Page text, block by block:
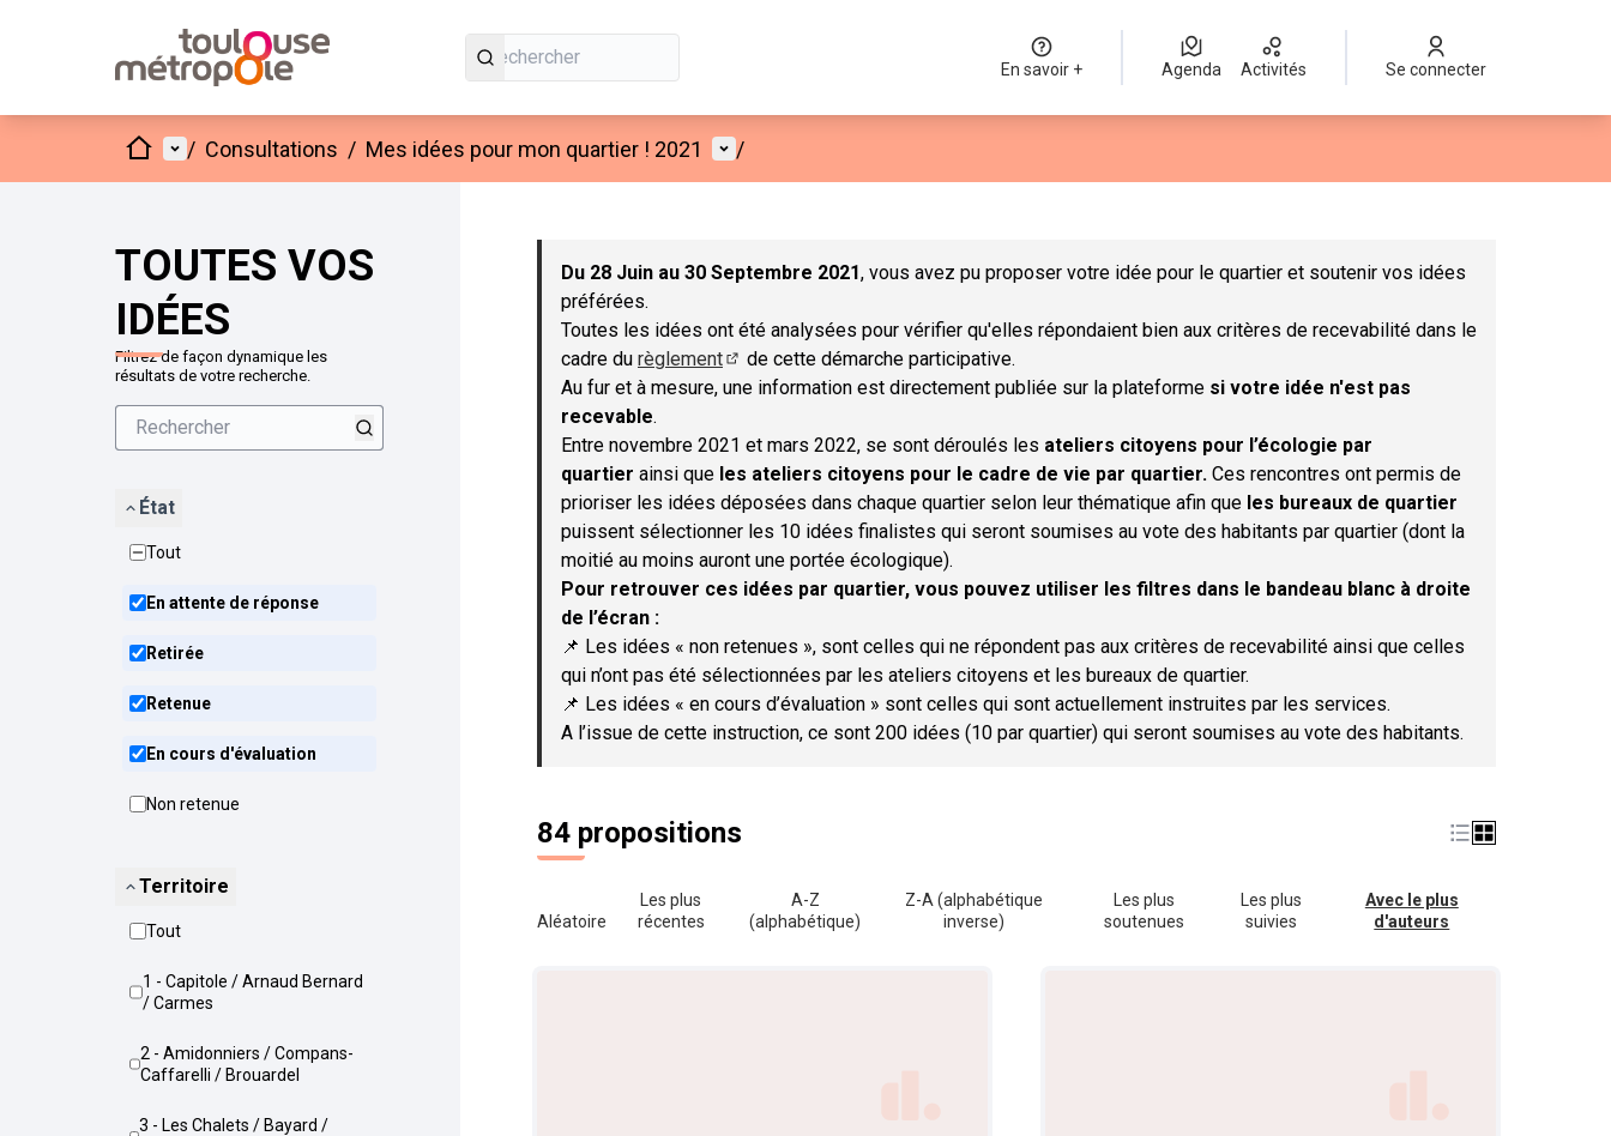
En savoir + Agenda Activités Se connecter
AccueilMenu principal
/ Consultations / Mes idées pour mon quartier ! 2021 Menu utilisateur
/
TOUTES VOS
IDÉES
Filtrez de façon dynamique les
résultats de votre recherche.
État
Tout
En attente de réponse
Retirée
Retenue
En cours d'évaluation
Non retenue
Territoire
Tout
1 - Capitole / Arnaud Bernard
/ Carmes
2 - Amidonniers / Compans-
Caffarelli / Brouardel
3 - Les Chalets / Bayard /
Passer la carte
Du 28 Juin au 30 Septembre 2021, vous avez pu proposer votre idée pour le quartier et soutenir vos idées
préférées.
Toutes les idées ont été analysées pour vérifier qu'elles répondaient bien aux critères de recevabilité dans le
cadre du règlement
(S'ouvre dans un nouvel onglet)
de cette démarche participative.
Au fur et à mesure, une information est directement publiée sur la plateforme si votre idée n'est pas
recevable.
Entre novembre 2021 et mars 2022, se sont déroulés les ateliers citoyens pour l’écologie par
quartier ainsi que les ateliers citoyens pour le cadre de vie par quartier. Ces rencontres ont permis de
prioriser les idées déposées dans chaque quartier selon leur thématique afin que les bureaux de quartier
puissent sélectionner les 10 idées finalistes qui seront soumises au vote des habitants par quartier (dont la
moitié au moins auront une portée écologique).
Pour retrouver ces idées par quartier, vous pouvez utiliser les filtres dans le bandeau blanc à droite
de l’écran :
📌 Les idées « non retenues », sont celles qui ne répondent pas aux critères de recevabilité ainsi que celles
qui n’ont pas été sélectionnées par les ateliers citoyens et les bureaux de quartier.
📌 Les idées « en cours d’évaluation » sont celles qui sont actuellement instruites par les services.
A l’issue de cette instruction, ce sont 200 idées (10 par quartier) qui seront soumises au vote des habitants.
84 propositions
Aléatoire
Les plus
récentes
A-Z
(alphabétique)
Z-A (alphabétique
inverse)
Les plus
soutenues
Les plus
suivies
Avec le plus
d'auteurs